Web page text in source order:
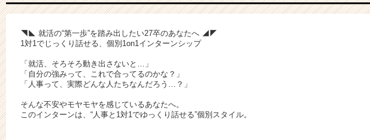
◥◣ 就活の“第一歩”を踏み出したい27卒のあなたへ ◢◤
1対1でじっくり話せる、個別1on1インターンシップ
「就活、そろそろ動き出さないと…」
「自分の強みって、これで合ってるのかな？」
「人事って、実際どんな人たちなんだろう…？」
そんな不安やモヤモヤを感じているあなたへ。
このインターンは、“人事と1対1でゆっくり話せる”個別スタイル。